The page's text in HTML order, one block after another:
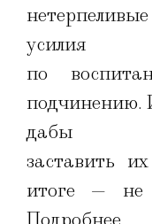
нетерпеливые
усилия
по
подчинению.
дабы
заставить
итоге — не